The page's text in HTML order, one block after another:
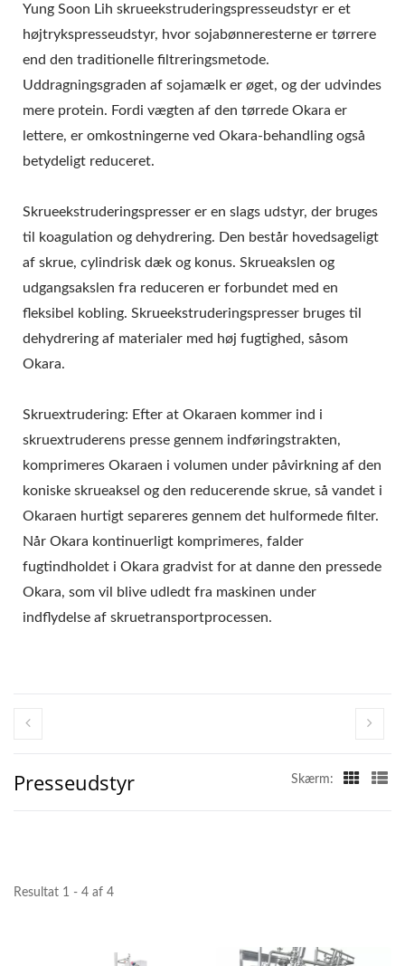
TOFU FREMSTILLING,
SOJAFØDE UDSTYR,
SOJAPROTEINMASKINE,
SOJAMÆLK OG TOFU-
FREMSTILLINGSMASKINE,
TOFUUDSTYR,
TOFUFABRIK,
TOFUMASINE,
TOFUMASINE TIL SALG,
TOFUMASINEPRODUCENT,
TOFUMASINEPRIS,
TOFU-MASKINER, TOFU
MASKINER OG UDSTYR,
TOFU MAKER, TOFU
MAKER MASKINE, TOFU
FREMSTILLING, TOFU
FREMSTILLINGSMASKINE,
FREMSTILLINGSMASKINE
FREMSTILLING, TOFU
Yung Soon Lih skrueekstruderingspresseudstyr er et
højtrykspresseudstyr, hvor sojabønneresterne er tørrere
end den traditionelle filtreringsmetode.
Uddragningsgraden af sojamælk er øget, og der udvindes
mere protein. Fordi vægten af den tørrede Okara er
lettere, er omkostningerne ved Okara-behandling også
betydeligt reduceret.
Skrueekstruderingspresser er en slags udstyr, der bruges
til koagulation og dehydrering. Den består hovedsageligt
af skrue, cylindrisk dæk og konus. Skrueakslen og
udgangsakslen fra reduceren er forbundet med en
fleksibel kobling. Skrueekstruderingspresser bruges til
dehydrering af materialer med høj fugtighed, såsom
Okara.
Skruextrudering: Efter at Okaraen kommer ind i
skruextruderens presse gennem indføringstrakten,
komprimeres Okaraen i volumen under påvirkning af den
koniske skrueaksel og den reducerende skrue, så vandet i
Okaraen hurtigt separeres gennem det hulformede filter.
Når Okara kontinuerligt komprimeres, falder
fugtindholdet i Okara gradvist for at danne den pressede
Okara, som vil blive udledt fra maskinen under
indflydelse af skruetransportprocessen.
Presseudstyr Skærm:
Resultat 1 - 4 af 4